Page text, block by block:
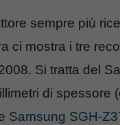
sempre più
ci mostra i tre
Si tratta del
di spessore
Samsung SGH-